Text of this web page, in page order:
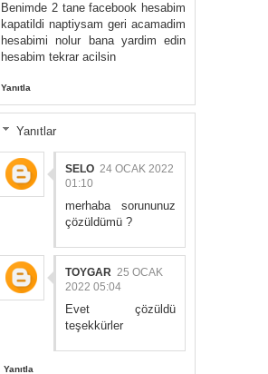
Benimde 2 tane facebook hesabim
kapatildi naptiysam geri acamadim
hesabimi nolur bana yardim edin
hesabim tekrar acilsin
Yanıtla
Yanıtlar
SELO 24 OCAK 2022
01:10
merhaba sorununuz
çözüldümü ?
TOYGAR 25 OCAK
2022 05:04
Evet çözüldü
teşekkürler
Yanıtla